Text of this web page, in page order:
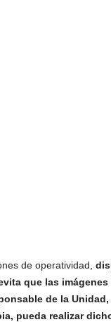
de operatividad,
que las
de la
pueda realizar